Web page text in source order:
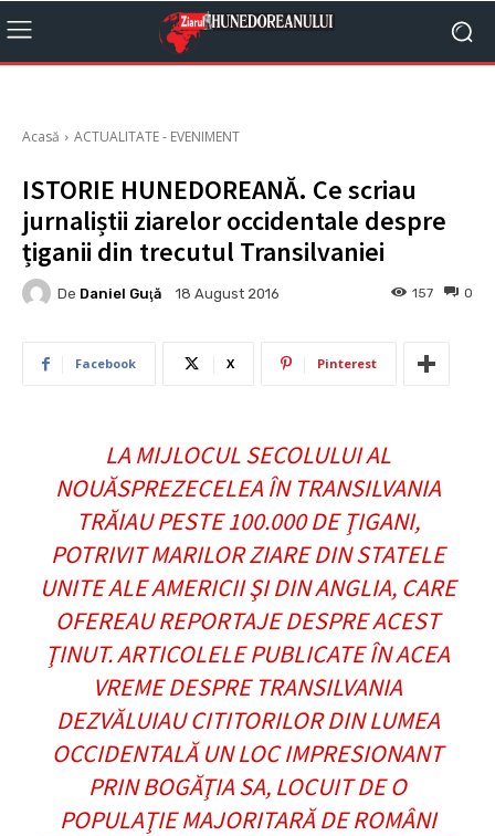
Acasă ACTUALITATE - EVENIMENT
ISTORIE HUNEDOREANĂ. Ce scriau
jurnaliștii ziarelor occidentale despre
țiganii din trecutul Transilvaniei
De Daniel Guţă 18 August 2016 0
157
Facebook X Pinterest
LA MIJLOCUL SECOLULUI AL
NOUĂSPREZECELEA ÎN TRANSILVANIA
TRĂIAU PESTE 100.000 DE ŢIGANI,
POTRIVIT MARILOR ZIARE DIN STATELE
UNITE ALE AMERICII ŞI DIN ANGLIA, CARE
OFEREAU REPORTAJE DESPRE ACEST
ŢINUT. ARTICOLELE PUBLICATE ÎN ACEA
VREME DESPRE TRANSILVANIA
DEZVĂLUIAU CITITORILOR DIN LUMEA
OCCIDENTALĂ UN LOC IMPRESIONANT
PRIN BOGĂŢIA SA, LOCUIT DE O
POPULAŢIE MAJORITARĂ DE ROMÂNI